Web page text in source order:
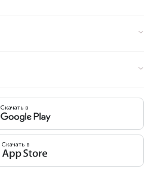
Скачать в
Скачать в